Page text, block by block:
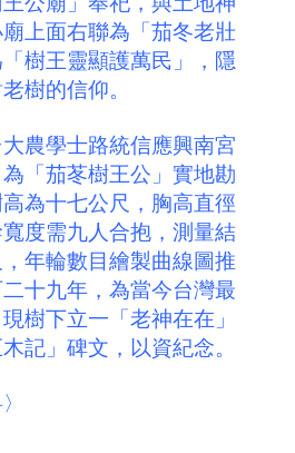
上面右聯為「茄冬老壯
樹王靈顯護萬民」，隱
樹的信仰。
農學士路統信應興南宮
「茄苳樹王公」實地勘
為十七公尺，胸高直徑
度需九人合抱，測量結
年輪數目繪製曲線圖推
十九年，為當今台灣最
樹下立一「老神在在」
記」碑文，以資紀念。